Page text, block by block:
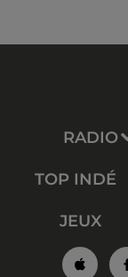
RADIO
TOP INDÉ
JEUX